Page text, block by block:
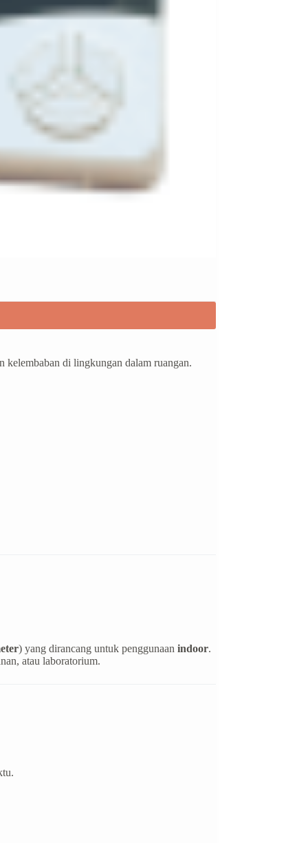
kelembaban di lingkungan dalam ruangan.
) yang dirancang untuk penggunaan indoor.
atau laboratorium.